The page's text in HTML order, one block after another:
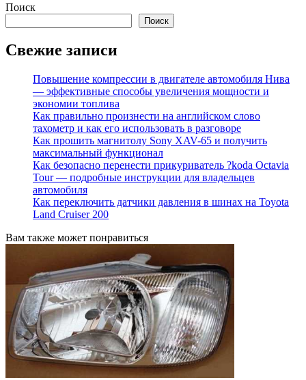
Поиск
Поиск
Свежие записи
Повышение компрессии в двигателе автомобиля Нива
— эффективные способы увеличения мощности и
экономии топлива
Как правильно произнести на английском слово
тахометр и как его использовать в разговоре
Как прошить магнитолу Sony XAV-65 и получить
максимальный функционал
Как безопасно перенести прикуриватель ?koda Octavia
Tour — подробные инструкции для владельцев
автомобиля
Как переключить датчики давления в шинах на Toyota
Land Cruiser 200
Вам также может понравиться